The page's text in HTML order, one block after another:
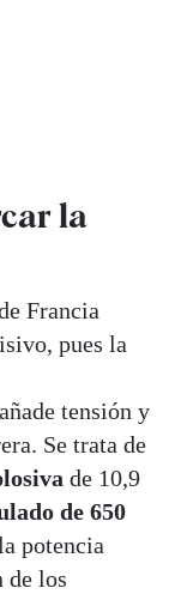
la
Francia
pues la
añade tensión y
Se trata de
de 10,9
de 650
potencia
de los